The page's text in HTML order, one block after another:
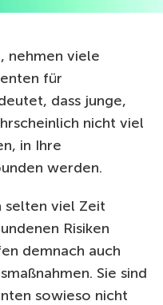
nehmen viele
für
dass junge,
nicht viel
in Ihre
werden.
selten viel Zeit
Risiken
demnach auch
Sie sind
sowieso nicht